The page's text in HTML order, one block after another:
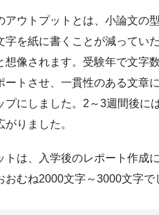
アウトプットとは、小論文の
字を紙に書くことが減ってい
想像されます。受験年で文字
ートさせ、一貫性のある文章
プにしました。2～3週間後
がりました。
トは、入学後のレポート作成
おむね2000文字～3000文字